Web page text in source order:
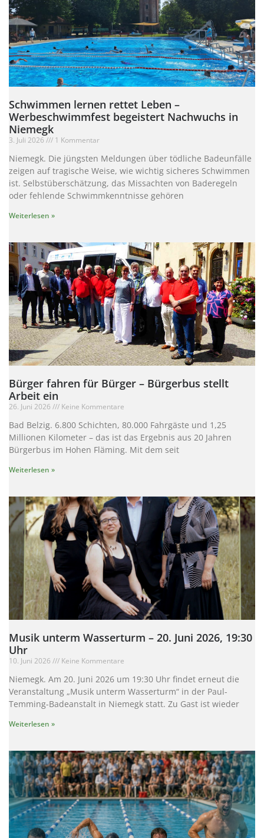
Schwimmen lernen rettet Leben –
Werbeschwimmfest begeistert Nachwuchs in
Niemegk
3. Juli 2026 1 Kommentar
Niemegk. Die jüngsten Meldungen über tödliche Badeunfälle
zeigen auf tragische Weise, wie wichtig sicheres Schwimmen
ist. Selbstüberschätzung, das Missachten von Baderegeln
oder fehlende Schwimmkenntnisse gehören
Weiterlesen »
Bürger fahren für Bürger – Bürgerbus stellt
Arbeit ein
26. Juni 2026 Keine Kommentare
Bad Belzig. 6.800 Schichten, 80.000 Fahrgäste und 1,25
Millionen Kilometer – das ist das Ergebnis aus 20 Jahren
Bürgerbus im Hohen Fläming. Mit dem seit
Weiterlesen »
Musik unterm Wasserturm – 20. Juni 2026, 19:30
Uhr
10. Juni 2026 Keine Kommentare
Niemegk. Am 20. Juni 2026 um 19:30 Uhr findet erneut die
Veranstaltung „Musik unterm Wasserturm“ in der Paul-
Temming-Badeanstalt in Niemegk statt. Zu Gast ist wieder
Weiterlesen »